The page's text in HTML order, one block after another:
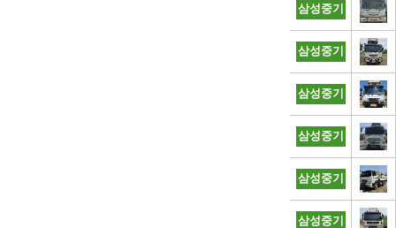
삼성중기
삼성중기
삼성중기
삼성중기
삼성중기
삼성중기